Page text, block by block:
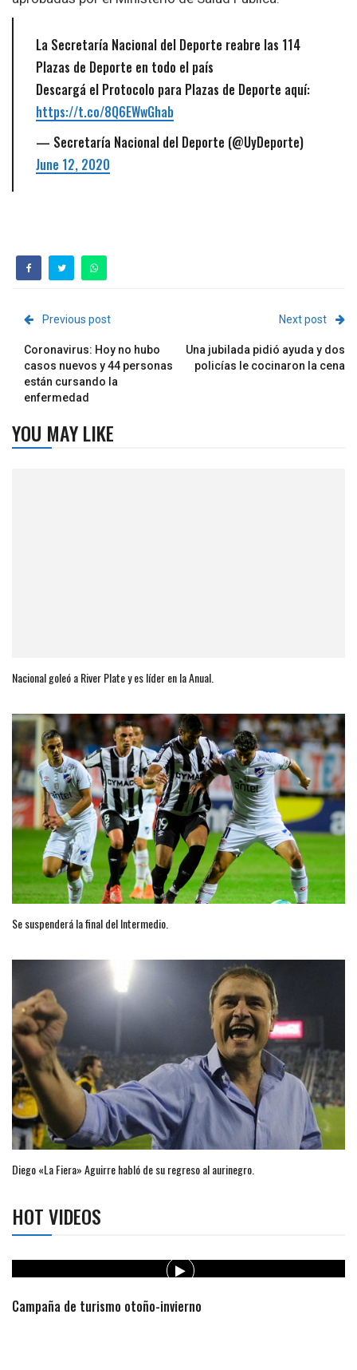
La Secretaría Nacional del Deporte reabre las 114
Plazas de Deporte en todo el país
Descargá el Protocolo para Plazas de Deporte aquí:
https://t.co/8Q6EWwGhab
— Secretaría Nacional del Deporte (@UyDeporte)
June 12, 2020
Previous post
Coronavirus: Hoy no hubo
casos nuevos y 44 personas
están cursando la
enfermedad
Next post
Una jubilada pidió ayuda y dos
policías le cocinaron la cena
YOU MAY LIKE
Nacional goleó a River Plate y es líder en la Anual.
Se suspenderá la final del Intermedio.
Diego «La Fiera» Aguirre habló de su regreso al aurinegro.
HOT VIDEOS
Campaña de turismo otoño-invierno